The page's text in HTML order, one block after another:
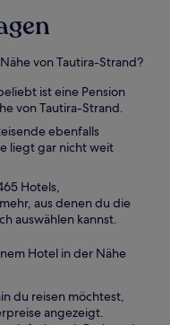
von Tautira-Strand?
ist eine Pension
von Tautira-Strand.
ebenfalls
liegt gar nicht weit
Hotels,
aus denen du die
auswählen kannst.
Hotel in der Nähe
du reisen möchtest,
angezeigt.